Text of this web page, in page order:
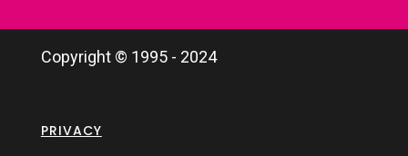
Copyright © 1995 - 2024
PRIVACY